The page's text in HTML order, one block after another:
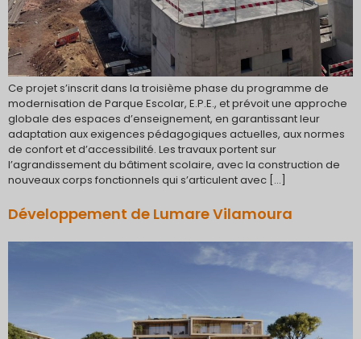
Ce projet s’inscrit dans la troisième phase du programme de
modernisation de Parque Escolar, E.P.E., et prévoit une approche
globale des espaces d’enseignement, en garantissant leur
adaptation aux exigences pédagogiques actuelles, aux normes
de confort et d’accessibilité. Les travaux portent sur
l’agrandissement du bâtiment scolaire, avec la construction de
nouveaux corps fonctionnels qui s’articulent avec […]
Développement de Lumare Vilamoura